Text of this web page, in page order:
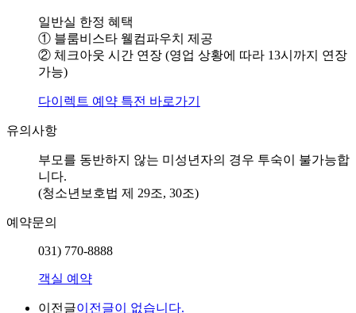
일반실 한정 혜택
① 블룸비스타 웰컴파우치 제공
② 체크아웃 시간 연장 (영업 상황에 따라 13시까지 연장
가능)
다이렉트 예약 특전 바로가기
유의사항
부모를 동반하지 않는 미성년자의 경우 투숙이 불가능합
니다.
(청소년보호법 제 29조, 30조)
예약문의
031) 770-8888
객실 예약
이전글이전글이 없습니다.